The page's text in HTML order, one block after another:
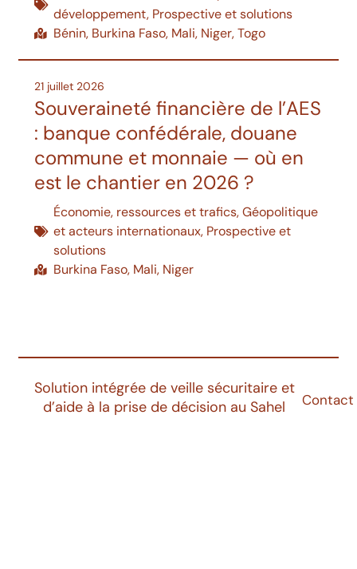
développement, Prospective et solutions
Bénin, Burkina Faso, Mali, Niger,Togo
21 juillet 2026
Souveraineté financière de l’AES
: banque confédérale, douane
commune et monnaie — où en
est le chantier en 2026 ?
Économie, ressources et trafics,Géopolitique
et acteurs internationaux, Prospective et
solutions
Burkina Faso, Mali, Niger
Solution intégrée de veille sécuritaire et
d’aide à la prise de décision au Sahel
Contact